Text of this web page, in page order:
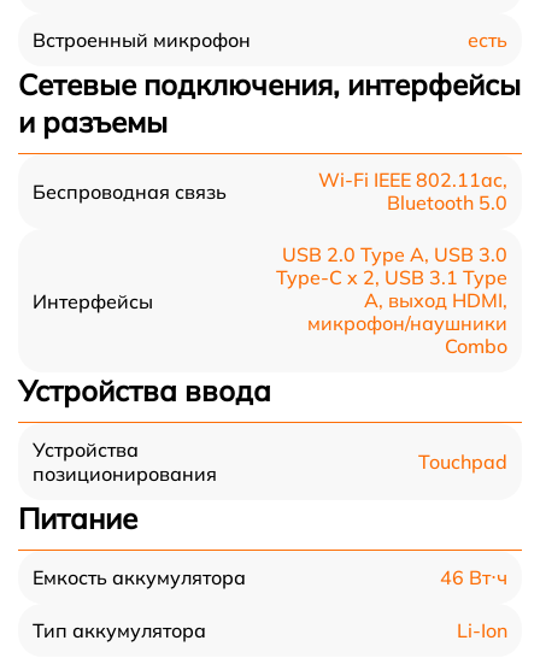
Встроенный микрофон есть
Сетевые подключения, интерфейсы
и разъемы
Беспроводная связь
Wi-Fi IEEE 802.11ac,
Bluetooth 5.0
Интерфейсы
USB 2.0 Type A, USB 3.0
Type-С x 2, USB 3.1 Type
A, выход HDMI,
микрофон/наушники
Combo
Устройства ввода
Устройства
позиционирования
Touchpad
Питание
Емкость аккумулятора 46 Вт⋅ч
Тип аккумулятора Li-Ion